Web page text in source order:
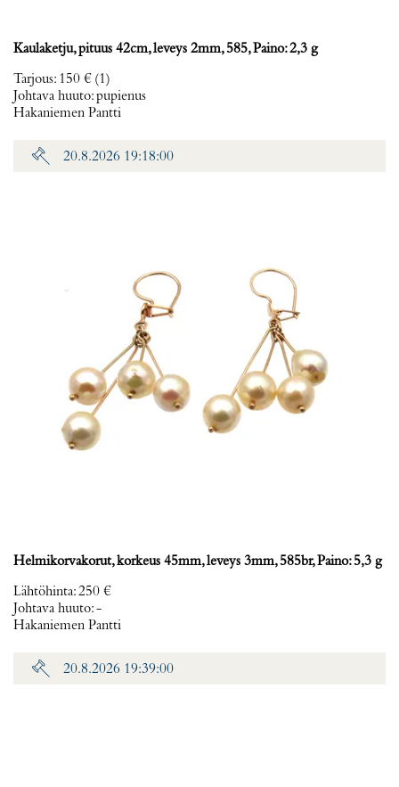
Kaulaketju, pituus 42cm, leveys 2mm, 585, Paino: 2,3 g
Tarjous: 150 € (1)
Johtava huuto:pupienus
Hakaniemen Pantti
20.8.2026 19:18:00
Helmikorvakorut, korkeus 45mm, leveys 3mm, 585br, Paino: 5,3 g
Lähtöhinta:250 €
Johtava huuto:-
Hakaniemen Pantti
20.8.2026 19:39:00